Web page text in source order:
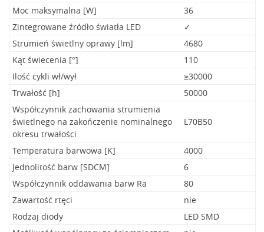
Moc maksymalna [W]
36
Zintegrowane źródło światła LED
✓
Strumień świetlny oprawy [lm]
4680
Kąt świecenia [°]
110
Ilość cykli wł/wył
≥30000
Trwałość [h]
50000
Współczynnik zachowania strumienia
świetlnego na zakończenie nominalnego
okresu trwałości
L70B50
Temperatura barwowa [K]
4000
Jednolitość barw [SDCM]
6
Współczynnik oddawania barw Ra
80
Zawartość rtęci
nie
Rodzaj diody
LED SMD